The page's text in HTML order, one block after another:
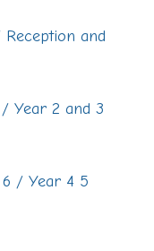
Reception and
/ Year 2 and 3
6 / Year 4 5